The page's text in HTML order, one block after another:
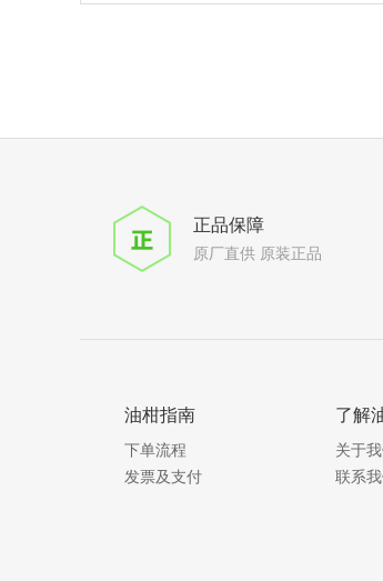
正品保障
原厂直供 原装正品
油柑指南
下单流程
发票及支付
了解
关于
联系